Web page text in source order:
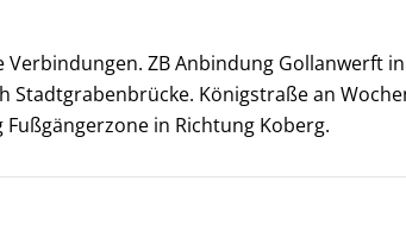
ZB Anbindung Gollanwerft
Königstraße an
in Richtung Koberg.